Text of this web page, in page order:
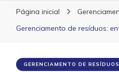
Página inicial
Gerenciamento de resíduos:
GERENCIAMENTO DE RESÍDUOS